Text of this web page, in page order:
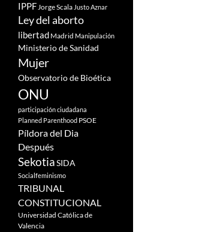
IPPFJorge Scala Justo Aznar
Ley del aborto
libertad Madrid Manipulación
Ministerio de Sanidad
Mujer
Observatorio de Bioética
ONU
participación ciudadana
Planned Parenthood PSOE
Píldora del Dia
Después
SekotiaSIDA
Socialfeminismo
TRIBUNAL
CONSTITUCIONAL
Universidad Católica de
Valencia